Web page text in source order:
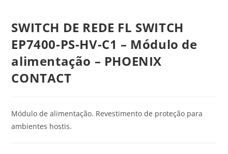
SWITCH DE REDE FL SWITCH
EP7400-PS-HV-C1 – Módulo de
alimentação – PHOENIX
CONTACT
Módulo de alimentação. Revestimento de proteção para
ambientes hostis.